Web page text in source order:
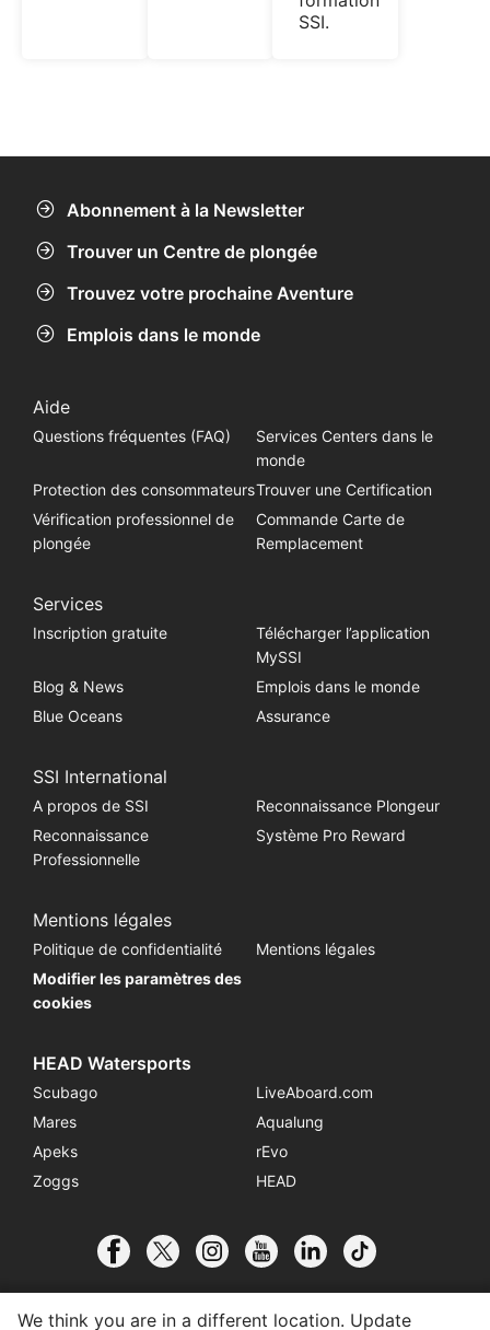
SSI.
Abonnement à la Newsletter
Trouver un Centre de plongée
Trouvez votre prochaine Aventure
Emplois dans le monde
Aide
Questions fréquentes (FAQ)
Services Centers dans le
monde
Protection des consommateursTrouver une Certification
Vérification professionnel de
plongée
Commande Carte de
Remplacement
Services
Inscription gratuite
Télécharger l’application
MySSI
Blog & News
Emplois dans le monde
Blue Oceans
Assurance
SSI International
A propos de SSI
Reconnaissance Plongeur
Reconnaissance
Professionnelle
Système Pro Reward
Mentions légales
Politique de confidentialité
Mentions légales
Modifier les paramètres des
cookies
HEAD Watersports
Scubago
LiveAboard.com
Mares
Aqualung
Apeks
rEvo
Zoggs
HEAD
We think you are in a different location. Update